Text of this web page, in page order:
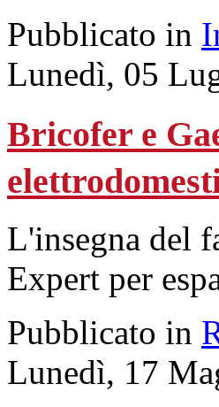
Pubblicato in
Lunedì, 05
Bricofer e
L'insegna del
Expert per
Pubblicato in
Lunedì, 17